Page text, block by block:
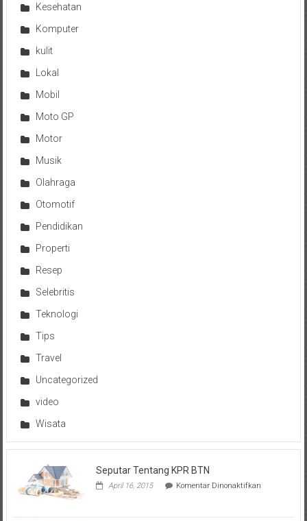
Kesehatan
Komputer
kulit
Lokal
Mobil
Moto GP
Motor
Musik
Olahraga
Otomotif
Pendidikan
Properti
Resep
Selebritis
Teknologi
Tips
Travel
Uncategorized
video
Wisata
Seputar Tentang KPR BTN
April 16, 2015 Komentar Dinonaktifkanpada
KPR